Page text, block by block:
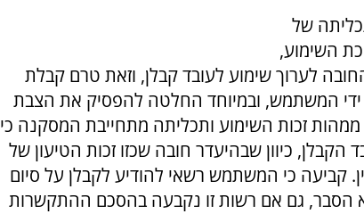
של
השימוע,
לערוך שימוע לעובד קבלן, וזאת טרם קבלת
ידי המשתמש, ובמיוחד החלטה להפסיק את הצבת
זכות השימוע ותכליתה מתחייבת המסקנה כי
כיוון שבהיעדר חובה שכזו זכות הטיעון של
קביעה כי המשתמש רשאי להודיע לקבלן על סיום
הסבר, גם אם רשות זו נקבעה בהסכם ההתקשרות